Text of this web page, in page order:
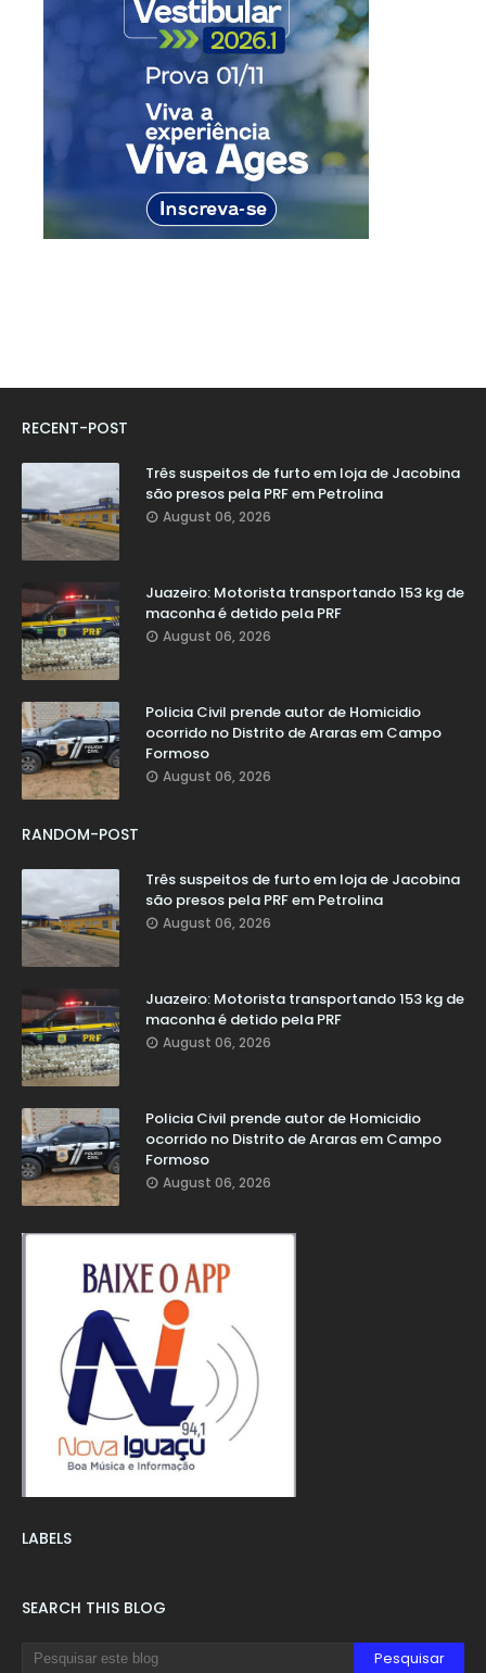
RECENT-POST
Três suspeitos de furto em loja de Jacobina
são presos pela PRF em Petrolina
August 06, 2026
Juazeiro: Motorista transportando 153 kg de
maconha é detido pela PRF
August 06, 2026
Policia Civil prende autor de Homicidio
ocorrido no Distrito de Araras em Campo
Formoso
August 06, 2026
RANDOM-POST
Três suspeitos de furto em loja de Jacobina
são presos pela PRF em Petrolina
August 06, 2026
Juazeiro: Motorista transportando 153 kg de
maconha é detido pela PRF
August 06, 2026
Policia Civil prende autor de Homicidio
ocorrido no Distrito de Araras em Campo
Formoso
August 06, 2026
LABELS
SEARCH THIS BLOG